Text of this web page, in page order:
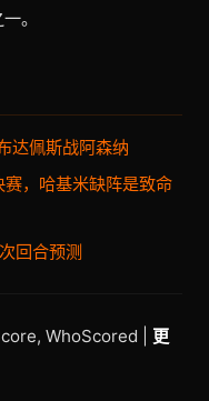
。
达佩斯战阿森纳
，哈基米缺阵是致命
回合预测
WhoScored | 更